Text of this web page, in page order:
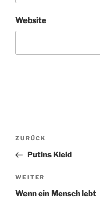
Website
Beitragsnavigation
Vorheriger
Beitrag
ZURÜCK
Putins Kleid
Nächster
Beitrag
WEITER
Wenn ein Mensch lebt